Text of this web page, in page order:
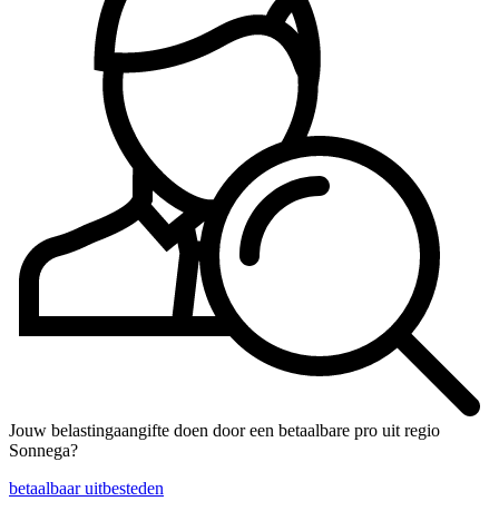
Jouw belastingaangifte doen door een betaalbare pro uit regio
Sonnega?
betaalbaar uitbesteden